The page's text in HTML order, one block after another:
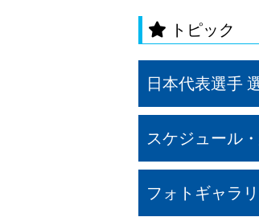
トピック
日本代表選手
スケジュール
フォトギャラ